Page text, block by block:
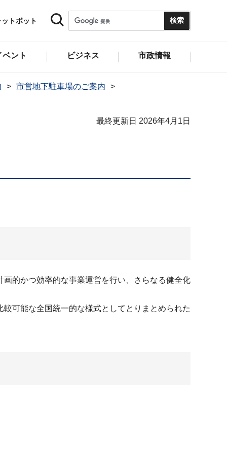
トボット
ント ビジネス 市政情報
市営地下駐車場のご案内
最終更新日 2026年4月1日
的かつ効率的な事業運営を行い、さらなる健全化
可能な全国統一的な様式としてとりまとめられた